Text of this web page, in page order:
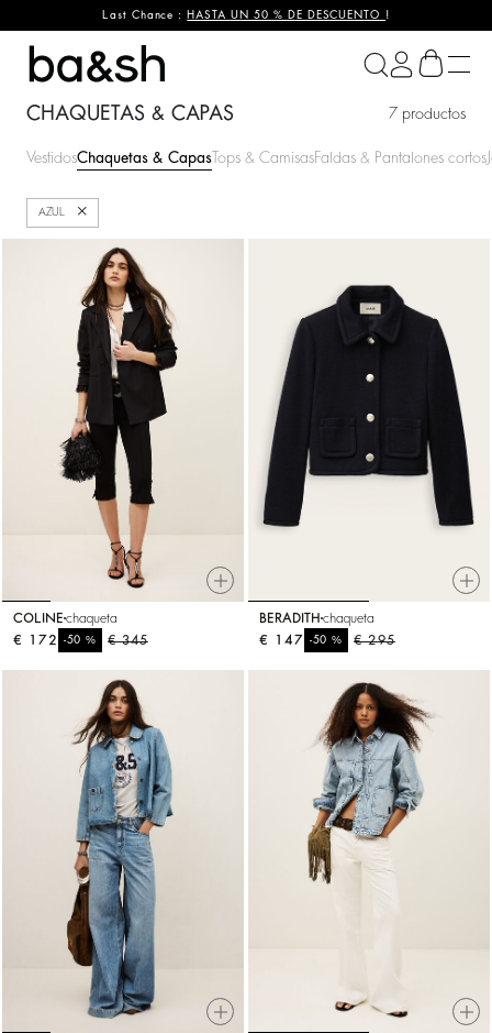
Last Chance : HASTA UN 50 % DE DESCUENTO !
ba&sh
CHAQUETAS & CAPAS 7 productos
VestidosChaquetas & Capas Tops & CamisasFaldas & Pantalones cortos
AZUL Cerrar
COLINE chaqueta
€ 345
-50%
€ 172
BERADITH chaqueta
€ 295
-50%
€ 147